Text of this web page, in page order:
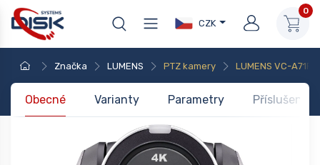
CZK
0
Značka LUMENS PTZ kamery LUMENS VC-A71P
Obecné Varianty Parametry